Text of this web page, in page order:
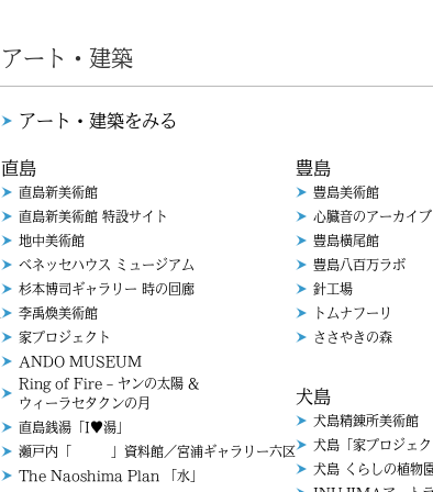
アート・建築
アート・建築をみる
直島
直島新美術館
直島新美術館 特設サイト
地中美術館
ベネッセハウス ミュージアム
杉本博司ギャラリー 時の回廊
李禹煥美術館
家プロジェクト
ANDO MUSEUM
Ring of Fire – ヤンの太陽 &
ウィーラセタクンの月
直島銭湯「I♥︎湯」
瀬戸内「 」資料館／宮浦ギャラリー六区
The Naoshima Plan 「水」
豊島
豊島美術館
心臓音のアーカイブ
豊島横尾館
豊島八百万ラボ
針工場
トムナフーリ
ささやきの森
犬島
犬島精錬所美術館
犬島「家プロジェク
犬島 くらしの植物園